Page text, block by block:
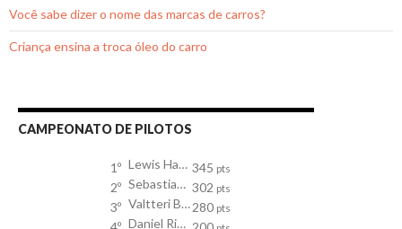
Você sabe dizer o nome das marcas de carros?
Criança ensina a troca óleo do carro
CAMPEONATO DE PILOTOS
1º Lewis Hamilton 345 pts
2º Sebastian Vettel 302 pts
3º Valtteri Bottas280 pts
Daniel Ricciardo